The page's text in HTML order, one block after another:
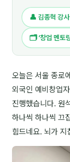
💻 IT · 디지털
🎬 영상 · 콘텐츠
📊 프레젠테이션 ·
🚀 창업 · 커리어
🗣️ 외국어 강의
👥 리더십 · 조직
👤 김종혁 강
🗂 ‘창업 멘토
오늘은 서울 종로
외국인 예비창업
진행했습니다. 원
하나씩 하나씩 끄
힘드네요. 뇌가 지